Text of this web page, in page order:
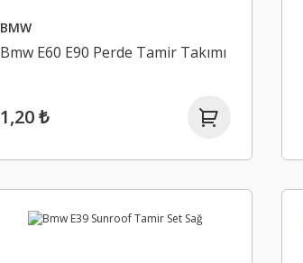
BMW
Bmw E60 E90 Perde Tamir Takımı
1,20 ₺